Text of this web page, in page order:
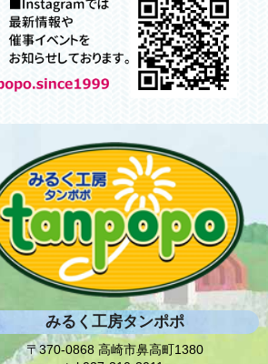
みるく工房タンポポ
〒370-0868 高崎市鼻高町1380